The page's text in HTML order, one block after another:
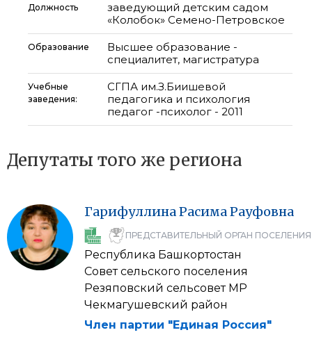
Должность
заведующий детским садом
«Колобок» Семено-Петровское
Образование
Высшее образование -
специалитет, магистратура
Учебные
заведения:
СГПА им.З.Биишевой
педагогика и психология
педагог -психолог - 2011
Депутаты того же региона
ГарифуллинаРасимаРауфовна
ПРЕДСТАВИТЕЛЬНЫЙ ОРГАН ПОСЕЛЕНИЯ
Республика Башкортостан
Совет сельского поселения
Резяповский сельсовет МР
Чекмагушевский район
Член партии "Единая Россия"